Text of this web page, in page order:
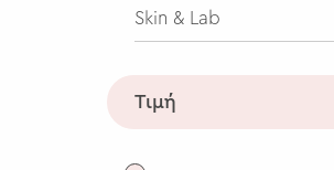
Skin & Lab
Τιμή